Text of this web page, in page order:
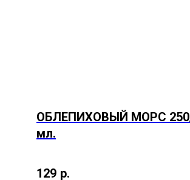
ОБЛЕПИХОВЫЙ МОРС
мл.
129 р.